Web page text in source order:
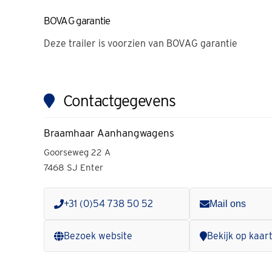
BOVAG garantie
Deze trailer is voorzien van BOVAG garantie
Contactgegevens
Braamhaar Aanhangwagens
Goorseweg 22 A
7468 SJ Enter
+31 (0)54 738 50 52 Mail ons
Bezoek website Bekijk op kaart